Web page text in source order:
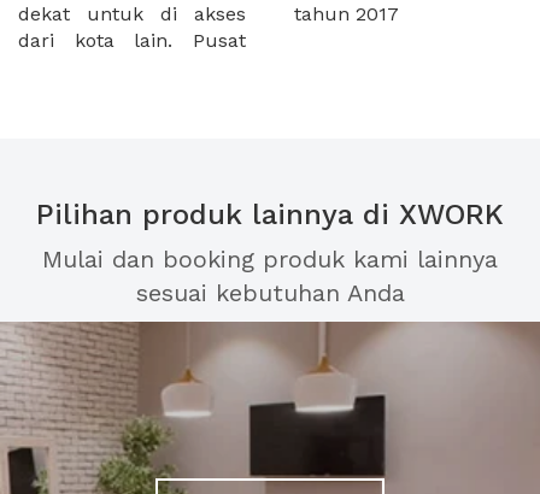
dekat untuk di akses
dari kota lain. Pusat
tahun 2017
Pilihan produk lainnya di XWORK
Mulai dan booking produk kami lainnya
sesuai kebutuhan Anda